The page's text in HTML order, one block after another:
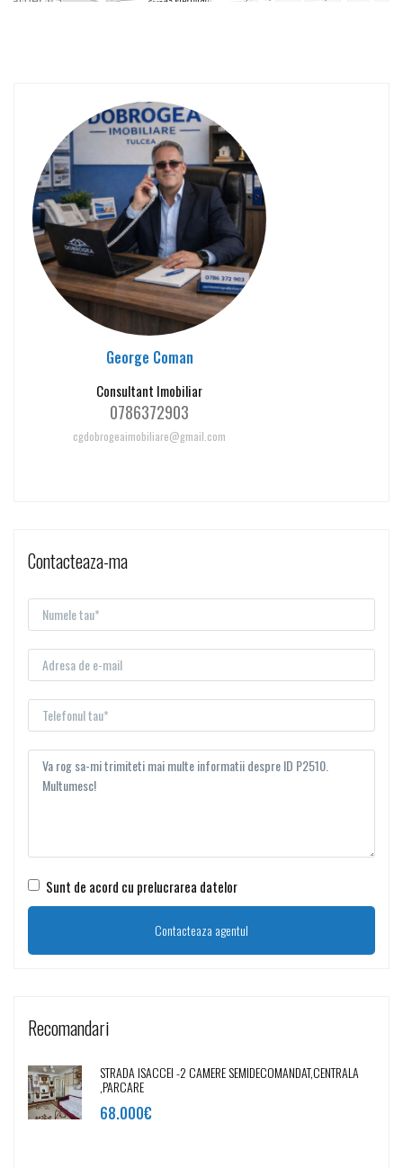
George Coman
Consultant Imobiliar
0786372903
cgdobrogeaimobiliare@gmail.com
Contacteaza-ma
Sunt de acord cu prelucrarea datelor
Recomandari
STRADA ISACCEI -2 CAMERE SEMIDECOMANDAT,CENTRALA
,PARCARE
68.000€